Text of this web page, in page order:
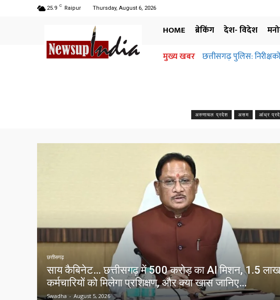
25.9 C Raipur Thursday, August 6, 2026
HOME ब्रेकिंग देश- विदेश
मुख्य खबर छत्तीसगढ़ पुलिस:
अधिग्रहण और मुआवजा
अरुणाचल प्रदेश असम आंध्र
छत्तीसगढ़
साय कैबिनेट… छत्तीसगढ़ में 500 करोड़ का AI मिशन, 1.5 लाख
कर्मचारियों को मिलेगा प्रशिक्षण, और क्या खास जानिए…
Swadha - August 5, 2026